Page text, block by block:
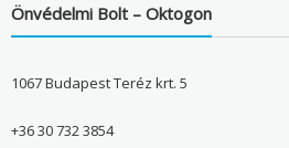
Önvédelmi Bolt – Oktogon
1067 Budapest Teréz krt. 5
+36 30 732 3854